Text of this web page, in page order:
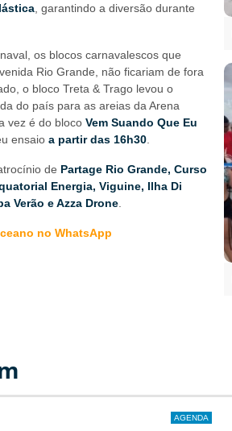
, garantindo a diversão durante
os blocos carnavalescos que
Rio Grande, não ficariam de fora
o bloco Treta & Trago levou o
do país para as areias da Arena
a vez é do bloco Vem Suando Que Eu
ensaio a partir das 16h30
de Partage Rio Grande, Curso
Energia, Viguine, Ilha Di
Verão e Azza Drone
no WhatsApp
AGENDA